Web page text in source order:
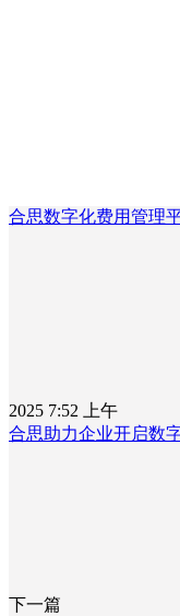
合思数字化费用管理
2025 7:52 上午
合思助力企业开启数
下一篇